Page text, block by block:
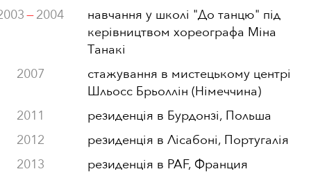
—2004
навчання у школі "До танцю" під
керівництвом хореографа Міна
Танакі
2007
стажування в мистецькому центрі
Шльосс Брьоллін (Німеччина)
2011
резиденція в Бурдонзі, Польша
2012
резиденція в Лісабоні, Португалія
2013
резиденція в PAF, Франция